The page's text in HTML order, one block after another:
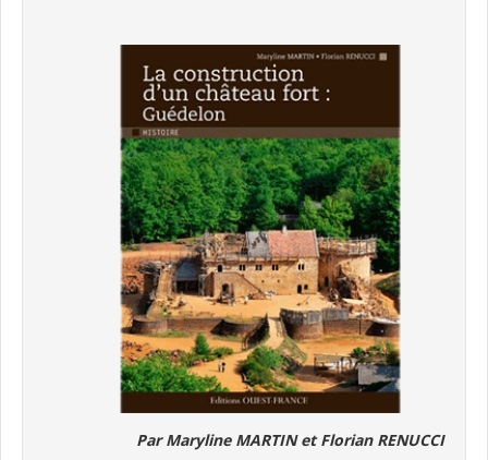
Par Maryline MARTIN et Florian RENUCCI